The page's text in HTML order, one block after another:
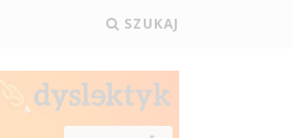
SZUKAJ